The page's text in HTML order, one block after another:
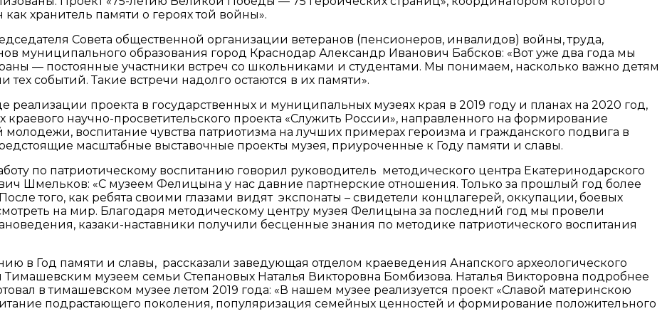
хранитель памяти о героях той войны».
Совета общественной организации ветеранов (пенсионеров, инвалидов) войны, труда,
муниципального образования город Краснодар Александр Иванович Бабсков: «Вот уже два года мы
— постоянные участники встреч со школьниками и студентами. Мы понимаем, насколько важно детям
событий. Такие встречи надолго остаются в их памяти».
проекта в государственных и муниципальных музеях края в 2019 году и планах на 2020 год,
научно-просветительского проекта «Служить России», направленного на формирование
воспитание чувства патриотизма на лучших примерах героизма и гражданского подвига в
масштабные выставочные проекты музея, приуроченные к Году памяти и славы.
по патриотическому воспитанию говорил руководитель методического центра Екатеринодарского
Шмельков: «С музеем Фелицына у нас давние партнерские отношения. Только за прошлый год более
того, как ребята своими глазами видят экспонаты – свидетели концлагерей, оккупации, боевых
на мир. Благодаря методическому центру музея Фелицына за последний год мы провели
казаки-наставники получили бесценные знания по методике патриотического воспитания
в Год памяти и славы, рассказали заведующая отделом краеведения Анапского археологического
музеем семьи Степановых Наталья Викторовна Бомбизова. Наталья Викторовна подробнее
в тимашевском музее летом 2019 года: «В нашем музее реализуется проект «Славой материнскою
подрастающего поколения, популяризация семейных ценностей и формирование положительного